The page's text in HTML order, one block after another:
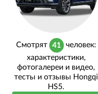
Cмотрят 41
человек:
характеристики,
фотогалереи и видео,
тесты и отзывы Hongqi
HS5.